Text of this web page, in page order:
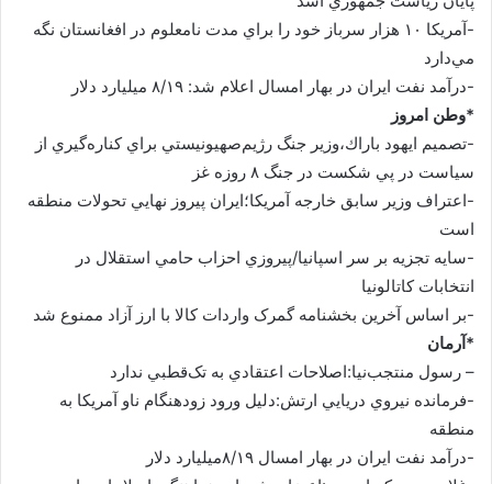
-آمريكا ۱۰ هزار سرباز خود را براي مدت نامعلوم در افغانستان نگه
مي‌دارد
-درآمد نفت ايران در بهار امسال اعلام شد: ۸/۱۹ ميليارد دلار
*وطن امروز
-تصميم ايهود باراك،وزير جنگ رژيم‌صهيونيستي براي كناره‌گيري از
سياست در پي شكست در جنگ ۸ روزه غز
-اعتراف وزير سابق خارجه آمريکا؛ايران پيروز نهايي تحولات منطقه
است
-سايه تجزيه بر سر اسپانيا/پيروزي احزاب حامي استقلال در
انتخابات کاتالونيا
-بر اساس آخرين بخشنامه گمرک واردات کالا با ارز آزاد ممنوع شد
*آرمان
– رسول منتجب‌نيا:اصلاحات اعتقادي به تک‌قطبي ندارد
-فرمانده نيروي دريايي ارتش:دليل ورود زودهنگام ناو آمريکا به
منطقه
-درآمد نفت ايران در بهار امسال ۸/۱۹‌ميليارد دلار